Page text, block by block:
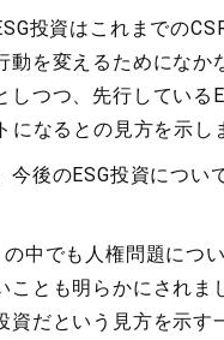
投資はこれまでの
動を変えるためにな
しつつ、先行してい
になるとの見方を示し
後のESG投資につい
中でも人権問題につ
ことも明らかにされ
資だという見方を示